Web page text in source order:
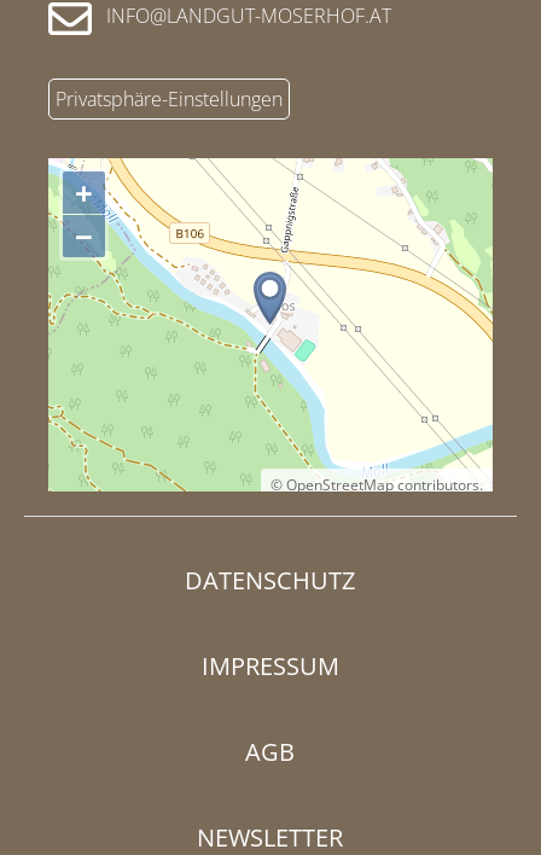
INFO LANDGUT-MOSERHOFAT
Privatsphäre-Einstellungen
+
−
©OpenStreetMapcontributors.
DATENSCHUTZ
IMPRESSUM
AGB
NEWSLETTER